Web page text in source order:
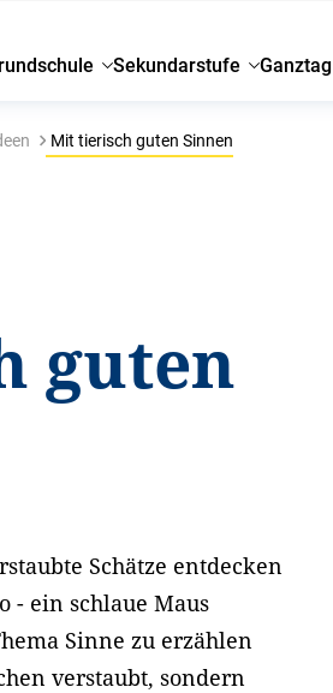
Sekundarstufe Ganztag
Mit tierisch guten Sinnen
guten
Schätze entdecken
- ein schlaue Maus
Sinne zu erzählen
verstaubt, sondern